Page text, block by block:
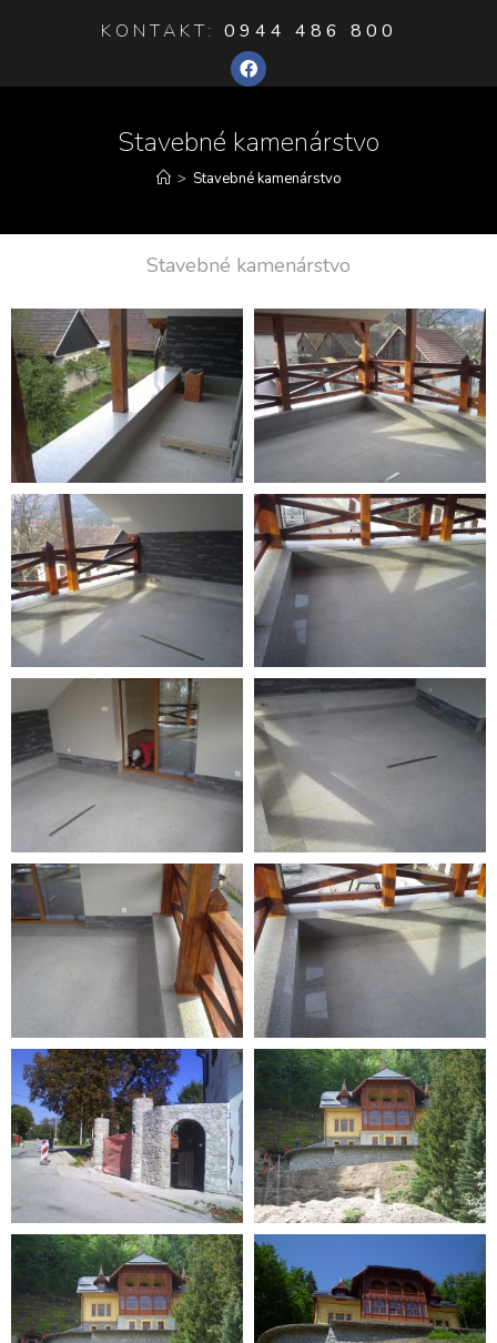
KONTAKT: 0944 486 800
Stavebné kamenárstvo
> Stavebné kamenárstvo
Stavebné kamenárstvo